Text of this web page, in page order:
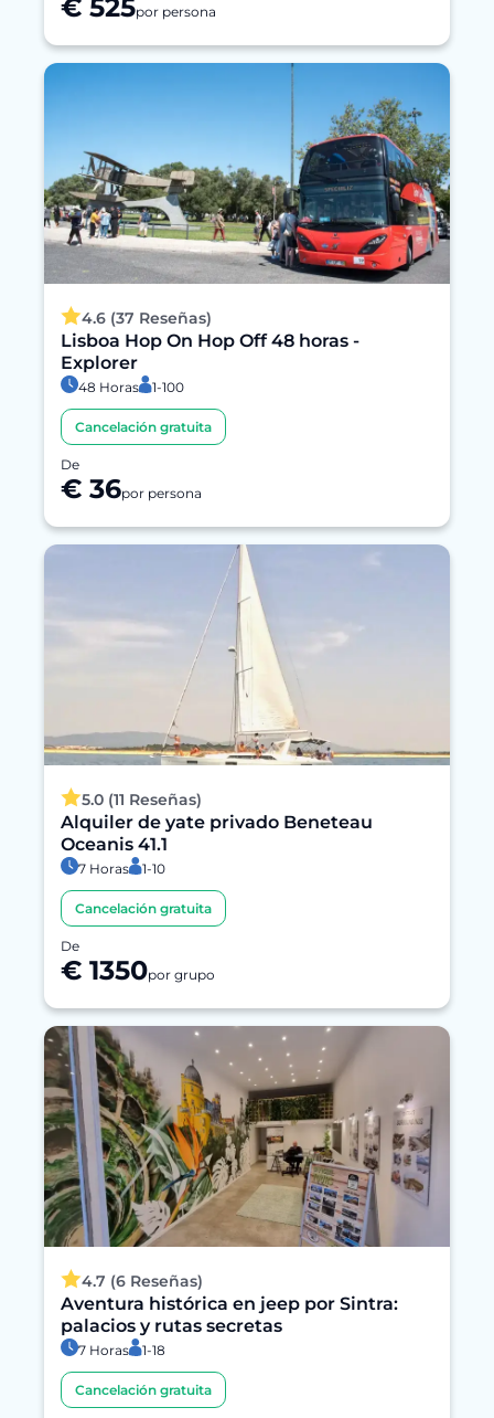
€ 525por persona
4.6 (37 Reseñas)
Lisboa Hop On Hop Off 48 horas -
Explorer
48 Horas 1-100
Cancelación gratuita
De
€ 36por persona
5.0 (11 Reseñas)
Alquiler de yate privado Beneteau
Oceanis 41.1
7 Horas 1-10
Cancelación gratuita
De
€ 1350por grupo
4.7 (6 Reseñas)
Aventura histórica en jeep por Sintra:
palacios y rutas secretas
7 Horas 1-18
Cancelación gratuita